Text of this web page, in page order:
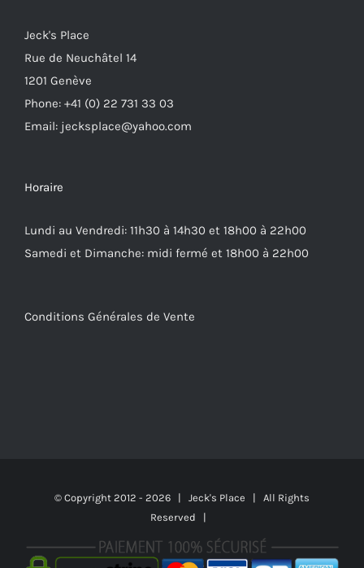
Jeck's Place
Rue de Neuchâtel 14
1201 Genève
Phone: +41 (0) 22 731 33 03
Email: jecksplace@yahoo.com
Horaire
Lundi au Vendredi: 11h30 à 14h30 et 18h00 à 22h00
Samedi et Dimanche: midi fermé et 18h00 à 22h00
Conditions Générales de Vente
© Copyright 2012 - 2026 | Jeck's Place | All Rights
Reserved |